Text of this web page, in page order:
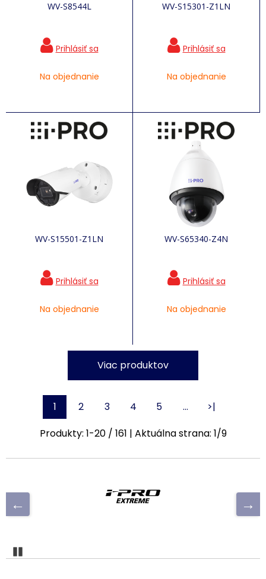
WV-S8544L
Na objednanie
WV-S15301-Z1LN
Na objednanie
WV-S15501-Z1LN
Na objednanie
WV-S65340-Z4N
Na objednanie
Viac produktov
1 2 3 4 5 …
>|
Produkty: 1-20/ 161 | Aktuálna strana: 1/9